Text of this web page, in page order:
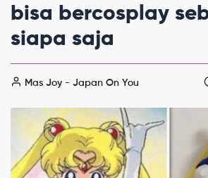
bisa bercosplay
siapa saja
Mas Joy - Japan On You